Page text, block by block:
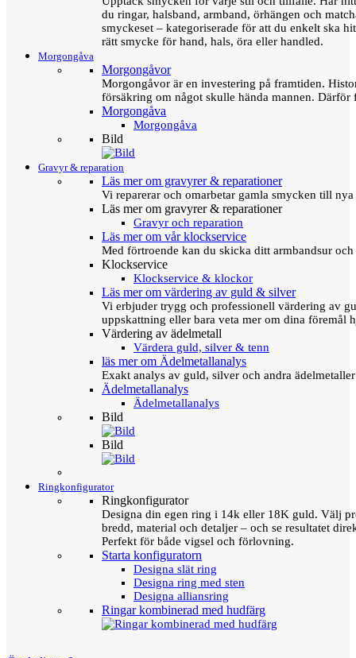
du ringar, halsband, armband, örhängen och
smyckeset – kategoriserade för att du enkelt ska
rätt smycke för hand, hals, öra eller handled.
Morgongåva
Morgongåvor
Morgongåvor är en investering på framtiden.
försäkring om något skulle hända mannen.
Morgongåva
Morgongåva
Bild
Gravyr & reparation
Läs mer om gravyrer & reparationer
Vi reparerar och omarbetar gamla smycken till
Läs mer om gravyrer & reparationer
Gravyr och reparation
Läs mer om vår klockservice
Med förtroende kan du skicka ditt armbandsur
Klockservice
Klockservice & klockor
Läs mer om värdering av guld & silver
Vi erbjuder trygg och professionell värdering av
uppskattning eller bara veta mer om dina föremål
Värdering av ädelmetall
Värdera guld, silver & tenn
läs mer om Ädelmetallanalys
Exakt analys av guld, silver och andra
Ädelmetallanalys
Ädelmetallanalys
Bild
Bild
Ringkonfigurator
Ringkonfigurator
Designa din egen ring i 14k eller 18K guld. Välj
bredd, material och detaljer – och se resultatet
Perfekt för både vigsel och förlovning.
Starta konfiguratorn
Designa slät ring
Designa ring med sten
Designa alliansring
Ringar kombinerad med hudfärg